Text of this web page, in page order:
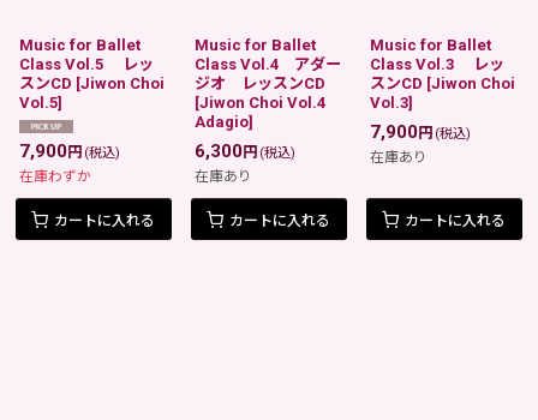
絞り込む
Music for Ballet
Class Vol.5 レッ
スンCD [Jiwon Choi
Vol.5]
7,900円 (税込)
在庫わずか
カートに入れる
Music for Ballet
Class Vol.4 アダー
ジオ レッスンCD
[Jiwon Choi Vol.4
Adagio]
6,300円 (税込)
在庫あり
カートに入れる
Music for Ballet
Class Vol.3 レッ
スンCD [Jiwon Choi
Vol.3]
7,900円 (税込)
在庫あり
カートに入れる